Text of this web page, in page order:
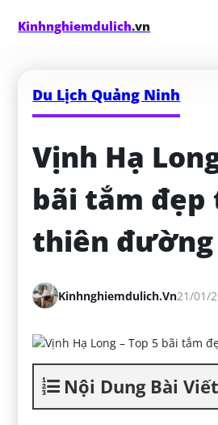
Kinhnghiemdulich.vn
Du Lịch Quảng Ninh
Vịnh Hạ
bãi tắm đẹp
thiên đường
Kinhnghiemdulich.vn21/01/
Nội Dung Bài Viết